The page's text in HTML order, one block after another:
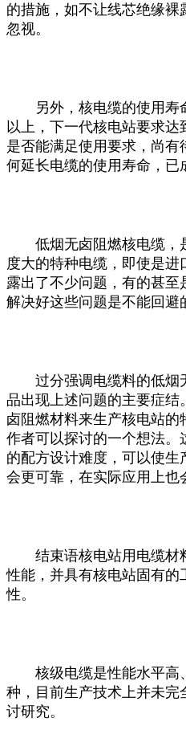
的措施，如不让线芯绝缘
忽视。
另外，核电缆的使用寿
以上，下一代核电站要求达
是否能满足使用要求，尚
何延长电缆的使用寿命，已
低烟无卤阻燃核电缆，
度大的特种电缆，即使是
露出了不少问题，有的甚
解决好这些问题是不能回避
过分强调电缆料的低烟
品出现上述问题的主要症
卤阻燃材料来生产核电站
作者可以探讨的一个想法
的配方设计难度，可以使
会更可靠，在实际应用上也
结束语核电站用电缆材
性能，并具有核电站固有的
性。
核级电缆是性能水平高
种，目前生产技术上并未完
讨研究。